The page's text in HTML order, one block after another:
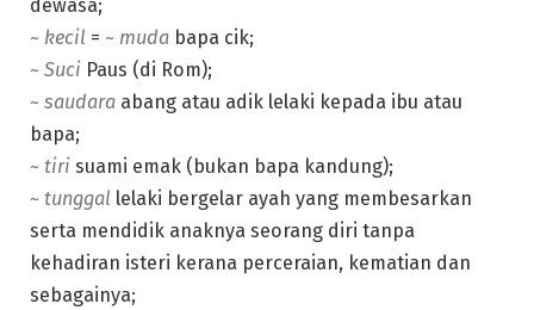
dewasa;
~ kecil = ~ muda bapa cik;
~ Suci Paus (di Rom);
~ saudara abang atau adik lelaki kepada ibu atau
bapa;
~ tiri suami emak (bukan bapa kandung);
~ tunggal lelaki bergelar ayah yang membesarkan
serta mendidik anaknya seorang diri tanpa
kehadiran isteri kerana perceraian, kematian dan
sebagainya;